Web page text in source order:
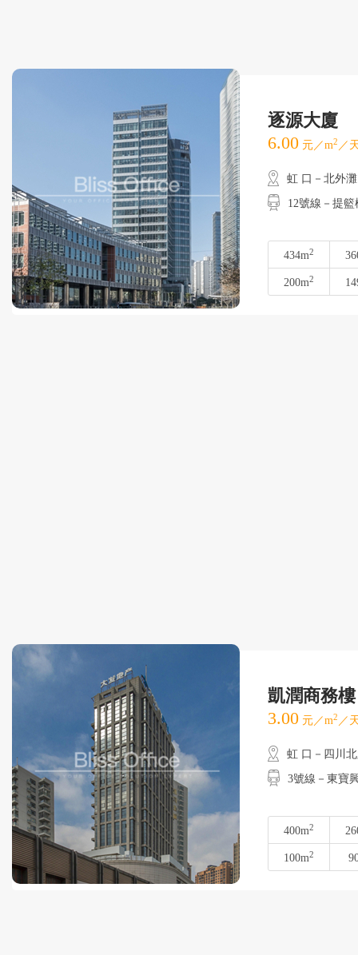
逐源大廈
6.00 元／m2 ／
虹 口－北外灘
12號線－提籃
434m2
200m2
凱潤商務樓
3.00 元／m2 ／
虹 口－四川
3號線－東寶興
400m2
100m2